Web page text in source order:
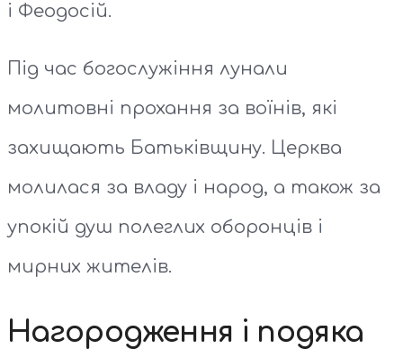
і Феодосій.
Під час богослужіння лунали
молитовні прохання за воїнів, які
захищають Батьківщину. Церква
молилася за владу і народ, а також за
упокій душ полеглих оборонців і
мирних жителів.
Нагородження і подяка